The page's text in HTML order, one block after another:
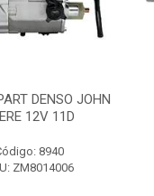
DENSO JOHN
12V 11D
8940
ZM8014006